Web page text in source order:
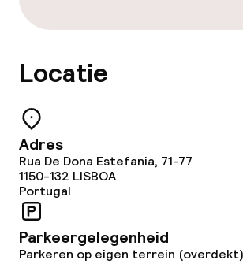
Entertainment
Eet- en drinkgelegenheden
Restaurant
Bar
Locatie
Adres
Rua De Dona Estefania, 71-77
1150-132 LISBOA
Portugal
Parkeergelegenheid
Parkeren op eigen terrein